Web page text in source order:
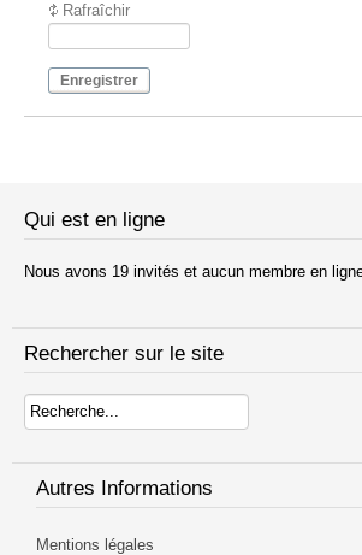
Rafraîchir
Enregistrer
Qui est en ligne
Nous avons 19 invités et aucun membre en
Rechercher sur le site
Rechercher
Autres Informations
Mentions légales